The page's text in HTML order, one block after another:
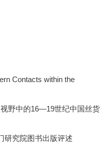
Contacts within the
野中的16—19世纪中国丝货
研究院图书出版评述